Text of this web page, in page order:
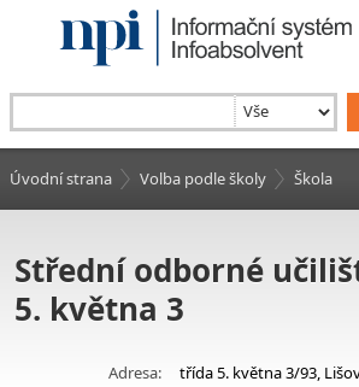
Úvodní strana Volba podle školy Škola
Střední odborné
5. května 3
Adresa:
třída 5. května 3/93,